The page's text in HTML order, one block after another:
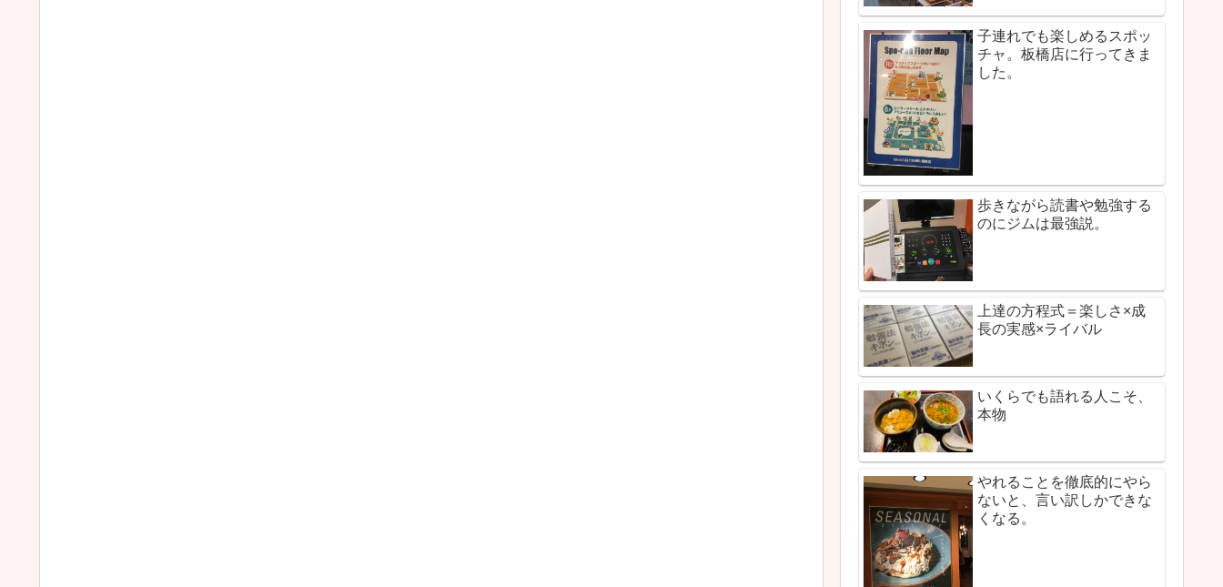
子連れでも楽しめるスポッ
チャ。板橋店に行ってきま
した。
歩きながら読書や勉強する
のにジムは最強説。
上達の方程式＝楽しさ×成
長の実感×ライバル
いくらでも語れる人こそ、
本物
やれることを徹底的にやら
ないと、言い訳しかできな
くなる。